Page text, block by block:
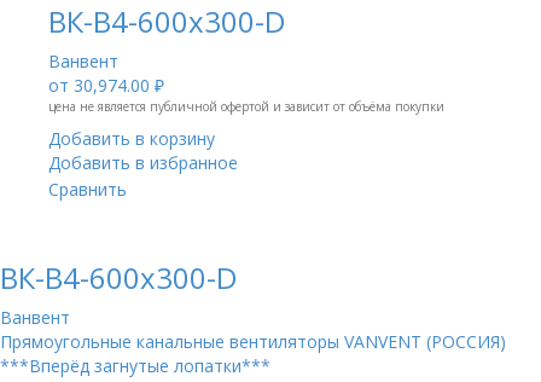
ВК-В4-600х300-D
Ванвент
от 30,974.00 ₽
цена не является публичной офертой и зависит от объёма покупки
Добавить в корзину
Добавить в избранное
Сравнить
ВК-В4-600х300-D
Ванвент
Прямоугольные канальные вентиляторы VANVENT (РОССИЯ)
***Вперёд загнутые лопатки***